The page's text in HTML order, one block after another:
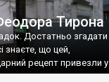
Тирона
Достатньо згадати
знаєте, що цей,
рецепт привезли у